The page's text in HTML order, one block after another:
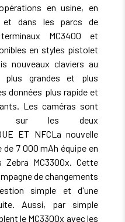
en usine, en
dans les parcs de
terminaux MC3400 et
en styles pistolet
nouveaux claviers au
plus grandes et plus
données plus rapide et
Les caméras sont
sur les deux
ET NFCLa nouvelle
7 000 mAh équipe en
MC3300x. Cette
de changements
simple et d'une
Aussi, par simple
le MC3300x avec les